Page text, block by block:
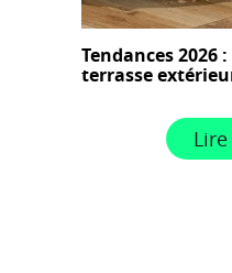
Tendances 2026
terrasse